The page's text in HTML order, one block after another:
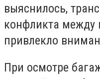
выяснилось,
конфликта между
привлекло
При осмотре